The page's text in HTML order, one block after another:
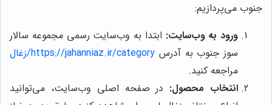
جنوب می‌پردازیم:
ورود به وب‌سایت: ابتدا به وب‌سایت رسمی مجموعه سالار
سوز جنوب به آدرس https://jahanniaz.ir/category/زغال
مراجعه کنید.
انتخاب محصول: در صفحه اصلی وب‌سایت، می‌توانید